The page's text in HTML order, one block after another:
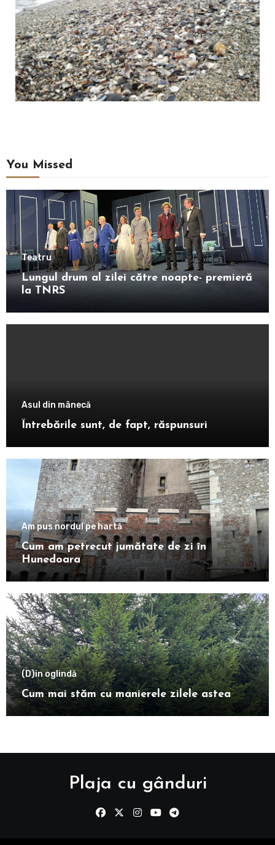
You Missed
Teatru
Lungul drum al zilei către noapte- premieră
la TNRS
Asul din mânecă
Întrebările sunt, de fapt, răspunsuri
Am pus nordul pe hartă
Cum am petrecut jumătate de zi în
Hunedoara
(D)in oglindă
Cum mai stăm cu manierele zilele astea
Plaja cu gânduri